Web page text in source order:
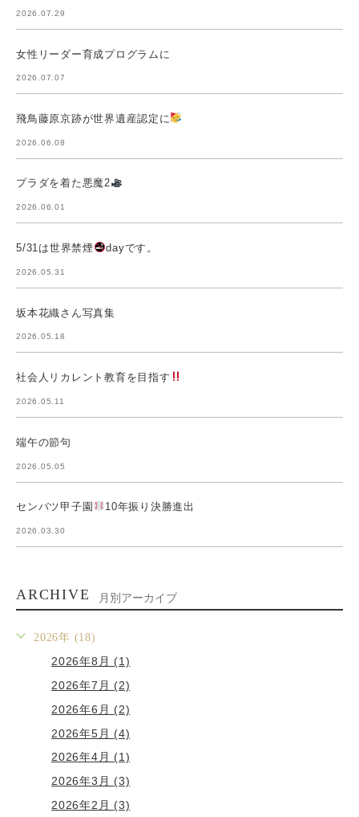
2026.07.29
女性リーダー育成プログラムに
2026.07.07
飛鳥藤原京跡が世界遺産認定に
2026.06.08
プラダを着た悪魔2
2026.06.01
5/31は世界禁煙 dayです。
2026.05.31
坂本花織さん写真集
2026.05.18
社会人リカレント教育を目指す
2026.05.11
端午の節句
2026.05.05
センバツ甲子園 10年振り決勝進出
2026.03.30
ARCHIVE 月別アーカイブ
2026年 (18)
2026年8月 (1)
2026年7月 (2)
2026年6月 (2)
2026年5月 (4)
2026年4月 (1)
2026年3月 (3)
2026年2月 (3)